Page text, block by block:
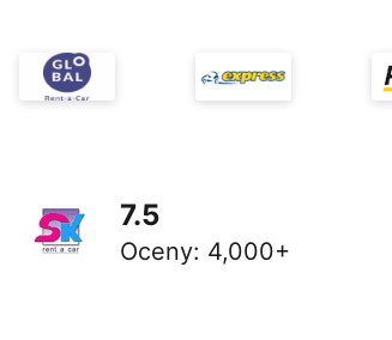
7.5
Oceny: 4,000+